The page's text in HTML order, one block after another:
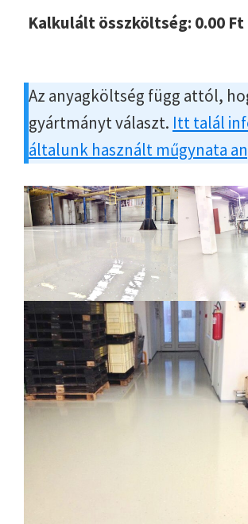
Kalkulált összköltség: 0.00 Ft
Az anyagköltség függ attól,
gyártmányt választ. Itt talál
általunk használt műgynata